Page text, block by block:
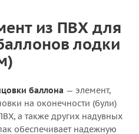
из ПВХ для
лодки
баллона — элемент,
на оконечности (були)
а также других надувных
обеспечивает надежную